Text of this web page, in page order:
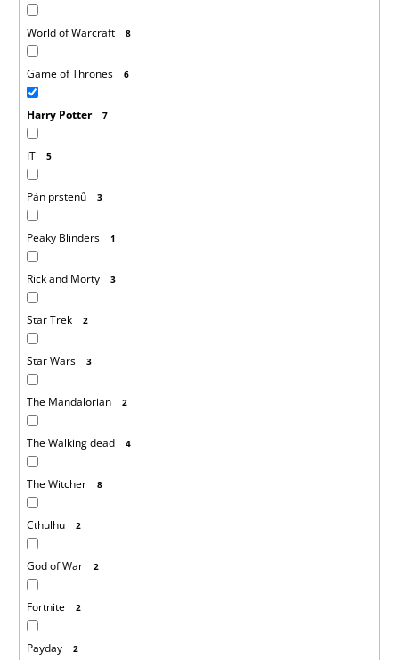
World of Warcraft 8
Game of Thrones 6
Harry Potter 7
IT 5
Pán prstenů 3
Peaky Blinders 1
Rick and Morty 3
Star Trek 2
Star Wars 3
The Mandalorian 2
The Walking dead 4
The Witcher 8
Cthulhu 2
God of War 2
Fortnite 2
Payday 2